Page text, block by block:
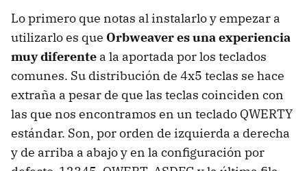
Lo primero que notas al instalarlo y empezar a
utilizarlo es que Orbweaver es una experiencia
muy diferente a la aportada por los teclados
comunes. Su distribución de 4x5 teclas se hace
extraña a pesar de que las teclas coinciden con
las que nos encontramos en un teclado QWERTY
estándar. Son, por orden de izquierda a derecha
y de arriba a abajo y en la configuración por